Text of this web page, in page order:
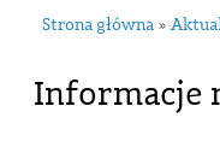
Strona główna »
Informacje